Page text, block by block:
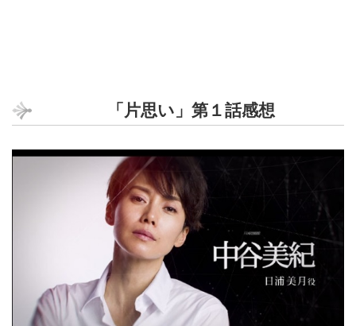
「片思い」第１話感想